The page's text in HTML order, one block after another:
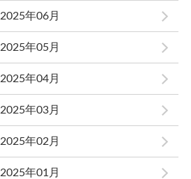
2025年06月
2025年05月
2025年04月
2025年03月
2025年02月
2025年01月